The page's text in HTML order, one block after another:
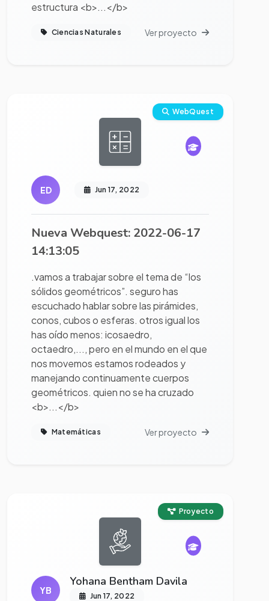
estructura <b>...</b>
Ciencias Naturales Ver proyecto
WebQuest
ED Jun 17, 2022
Nueva Webquest: 2022-06-17
14:13:05
.vamos a trabajar sobre el tema de “los
sólidos geométricos”. seguro has
escuchado hablar sobre las pirámides,
conos, cubos o esferas. otros igual los
has oído menos: icosaedro,
octaedro,..., pero en el mundo en el que
nos movemos estamos rodeados y
manejando continuamente cuerpos
geométricos. quien no se ha cruzado
<b>...</b>
Matemáticas Ver proyecto
Proyecto
YB
Yohana Bentham Davila
Jun 17, 2022